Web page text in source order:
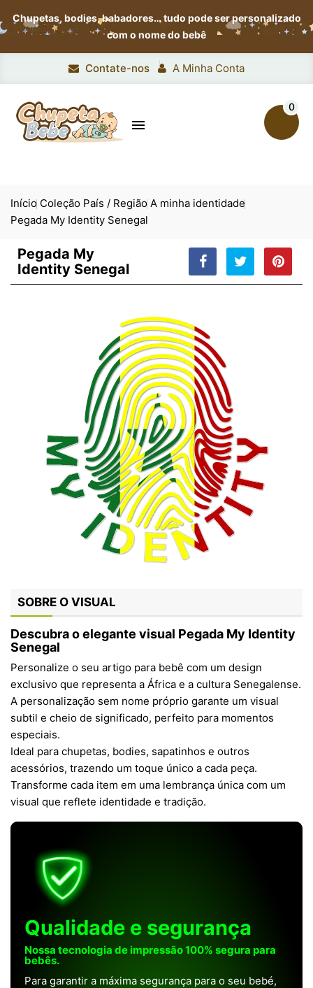
Chupetas, bodies, babadores…tudo pode ser personalizado
com o nome do bebê
Contate-nos A Minha Conta

0
Início Coleção País / Região A minha identidade
Pegada My Identity Senegal
Pegada My
Identity Senegal
SOBRE O VISUAL
Descubra o elegante visual Pegada My Identity
Senegal
Personalize o seu artigo para bebê com um design
exclusivo que representa a África e a cultura Senegalense.
A personalização sem nome próprio garante um visual
subtil e cheio de significado, perfeito para momentos
especiais.
Ideal para chupetas, bodies, sapatinhos e outros
acessórios, trazendo um toque único a cada peça.
Transforme cada item em uma lembrança única com um
visual que reflete identidade e tradição.
Qualidade e segurança
Nossa tecnologia de impressão 100% segura para
bebês.
Para garantir a máxima segurança para o seu bebé,